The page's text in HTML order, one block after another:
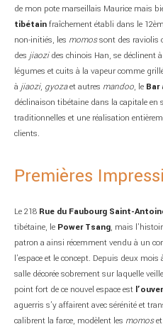
de mon pote marseillais Maurice mais
tibétainfraîchement établi dans le
non-initiés, les momossont des raviolis
des jiaozides chinois Han, se déclinent
légumes et cuits à la vapeur comme
à jiaozi, gyozaet autres mandoo, le Bar
déclinaison tibétaine dans la capitale en
traditionnelles et une réalisation
clients.
Premières
Le 218 Rue du Faubourg Saint-
tibétaine, le Power Tsang, mais
patron a ainsi récemment vendu à un
l’espace et le concept. Depuis deux mois
salle décorée sobrement sur laquelle
point fort de ce nouvel espace est
aguerris s’y affairent avec sérénité et
calibrent la farce, modèlent les momoset